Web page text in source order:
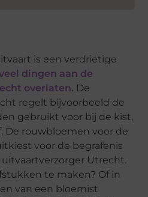
is een verdrietige
dingen aan de
overlaten. De
regelt bijvoorbeeld de
gebruikt voor bij de kist,
De rouwbloemen voor de
voor de begrafenis
Utrecht.
te maken? Of in
van een bloemist